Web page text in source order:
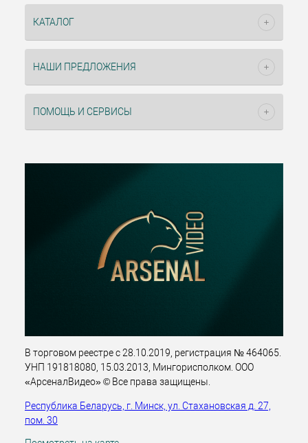
КАТАЛОГ
НАШИ ПРЕДЛОЖЕНИЯ
ПОМОЩЬ И СЕРВИСЫ
В торговом реестре с 28.10.2019, регистрация № 464065.
УНП 191818080, 15.03.2013, Мингорисполком. ООО
«АрсеналВидео» © Все права защищены.
Республика Беларусь, г. Минск, ул. Стахановская д. 27,
пом. 30